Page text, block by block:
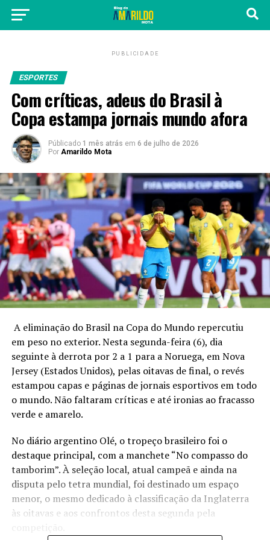
PUBLICIDADE
ESPORTES
Com críticas, adeus do Brasil à
Copa estampa jornais mundo afora
Públicado 1 mês atrás em 6 de julho de 2026
Por Amarildo Mota
A eliminação do Brasil na Copa do Mundo repercutiu
em peso no exterior. Nesta segunda-feira (6), dia
seguinte à derrota por 2 a 1 para a Noruega, em Nova
Jersey (Estados Unidos), pelas oitavas de final, o revés
estampou capas e páginas de jornais esportivos em todo
o mundo. Não faltaram críticas e até ironias ao fracasso
verde e amarelo.
No diário argentino Olé, o tropeço brasileiro foi o
destaque principal, com a manchete “No compasso do
tamborim”. À seleção local, atual campeã e ainda na
disputa pelo tetra mundial, foi destinado um espaço
menor, o mesmo dedicado à classificação da Inglaterra
às oitavas e aos confrontos desta segunda pela